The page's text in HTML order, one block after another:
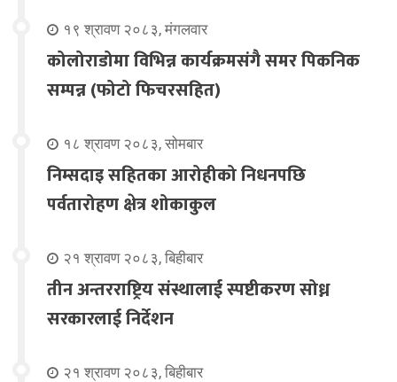
१९ श्रावण २०८३, मंगलवार
कोलोराडोमा विभिन्न कार्यक्रमसंगै समर पिकनिक
सम्पन्न (फोटो फिचरसहित)
१८ श्रावण २०८३, सोमबार
निम्सदाइ सहितका आरोहीको निधनपछि
पर्वतारोहण क्षेत्र शोकाकुल
२१ श्रावण २०८३, बिहीबार
तीन अन्तरराष्ट्रिय संस्थालाई स्पष्टीकरण सोध्न
सरकारलाई निर्देशन
२१ श्रावण २०८३, बिहीबार